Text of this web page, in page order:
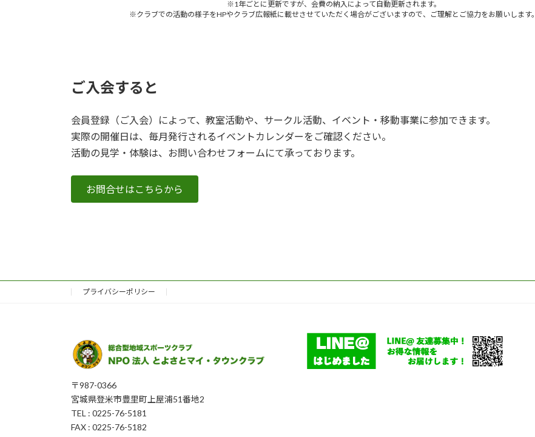
※1年ごとに更新ですが、会費の納入によって自動更新されます。
※クラブでの活動の様子をHPやクラブ広報紙に載せさせていただく場合がございますので、ご理解とご協力をお願いします。
ご入会すると
会員登録（ご入会）によって、教室活動や、サークル活動、イベント・移動事業に参加できます。
実際の開催日は、毎月発行されるイベントカレンダーをご確認ください。
活動の見学・体験は、お問い合わせフォームにて承っております。
お問合せはこちらから
プライバシーポリシー
〒987-0366
宮城県登米市豊里町上屋浦51番地2
TEL : 0225-76-5181
FAX : 0225-76-5182